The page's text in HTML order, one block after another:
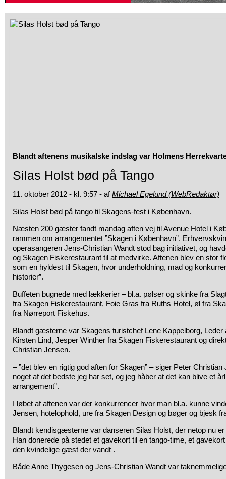
Blandt aftenens musikalske indslag var Holmens
Silas Holst bød på Tango
11. oktober 2012 - kl. 9:57 - afMichael Egelund (WebRedaktør)
Silas Holst bød på tango til Skagens-fest i København.
Næsten 200 gæster fandt mandag aften vej til Avenue Hotel i
rammen om arrangementet ”Skagen i København”.
operasangeren Jens-Christian Wandt stod bag initiativet, og
og Skagen Fiskerestaurant til at medvirke. Aftenen blev en stor
som en hyldest til Skagen, hvor underholdning, mad og
historier”.
Buffeten bugnede med lækkerier – bl.a. pølser og skinke fra
fra Skagen Fiskerestaurant, Foie Gras fra Ruths Hotel, øl fra
fra Nørreport Fiskehus.
Blandt gæsterne var Skagens turistchef Lene Kappelborg,
Kirsten Lind, Jesper Winther fra Skagen Fiskerestaurant og
Christian Jensen.
– ”det blev en rigtig god aften for Skagen” – siger Peter Christian
noget af det bedste jeg har set, og jeg håber at det kan blive et
arrangement”.
I løbet af aftenen var der konkurrencer hvor man bl.a. kunne
Jensen, hotelophold, ure fra Skagen Design og bøger og bjesk
Blandt kendisgæsterne var danseren Silas Holst, der netop nu
Han donerede på stedet et gavekort til en tango-time, et
den kvindelige gæst der vandt .
Både Anne Thygesen og Jens-Christian Wandt var